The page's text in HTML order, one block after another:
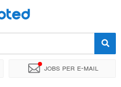
Jobs per e-mail